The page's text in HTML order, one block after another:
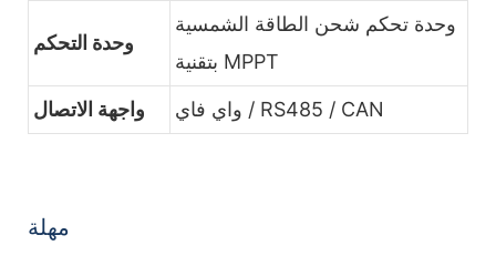
وحدة التحكم
وحدة تحكم شحن الطاقة الشمسية
بتقنية MPPT
واجهة الاتصال واي فاي / RS485 / CAN
مهلة